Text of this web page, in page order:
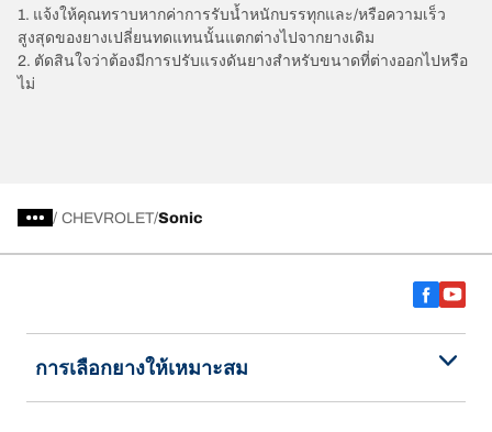
1. แจ้งให้คุณทราบหากค่าการรับน้ำหนักบรรทุกและ/หรือความเร็ว
สูงสุดของยางเปลี่ยนทดแทนนั้นแตกต่างไปจากยางเดิม
2. ตัดสินใจว่าต้องมีการปรับแรงดันยางสำหรับขนาดที่ต่างออกไปหรือ
ไม่
/ CHEVROLET Sonic
การเลือกยางให้เหมาะสม